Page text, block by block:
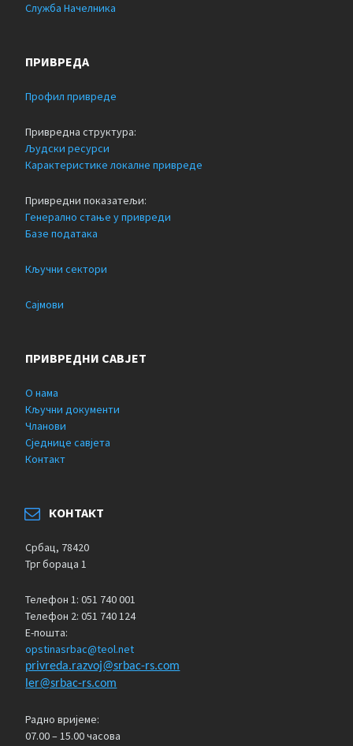
Служба Начелника
ПРИВРЕДА
Профил привреде
Привредна структура:
Људски ресурси
Карактеристике локалне привреде
Привредни показатељи:
Генерално стање у привреди
Базе података
Кључни сектори
Сајмови
ПРИВРЕДНИ САВЈЕТ
О нама
Кључни документи
Чланови
Сједнице савјета
Контакт
КОНТАКТ
Србац, 78420
Трг бораца 1
Телефон 1: 051 740 001
Телефон 2: 051 740 124
Е-пошта:
opstinasrbac@teol.net
privreda.razvoj@srbac-rs.com
ler@srbac-rs.com
Радно вријеме:
07.00 – 15.00 часова